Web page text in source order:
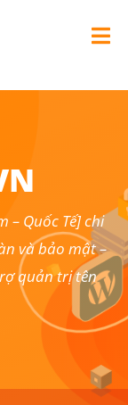
– Quốc Tế] chi
và bảo mật –
quản trị tên